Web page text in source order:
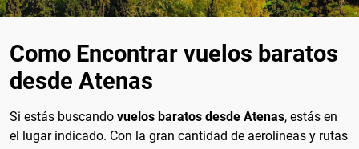
Como Encontrar vuelos baratos
desde Atenas
Si estás buscando vuelos baratos desde Atenas, estás en
el lugar indicado. Con la gran cantidad de aerolíneas y rutas